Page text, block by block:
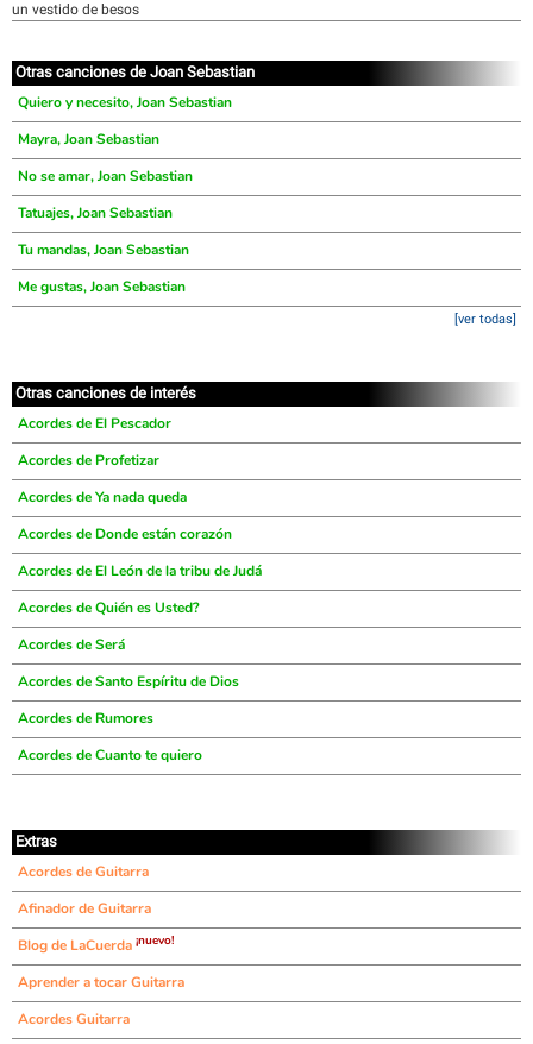
un vestido de besos
Otras canciones de Joan Sebastian
Quiero y necesito, Joan Sebastian
Mayra, Joan Sebastian
No se amar, Joan Sebastian
Tatuajes, Joan Sebastian
Tu mandas, Joan Sebastian
Me gustas, Joan Sebastian
[ver todas]
Otras canciones de interés
Acordes de El Pescador
Acordes de Profetizar
Acordes de Ya nada queda
Acordes de Donde están corazón
Acordes de El León de la tribu de Judá
Acordes de Quién es Usted?
Acordes de Será
Acordes de Santo Espíritu de Dios
Acordes de Rumores
Acordes de Cuanto te quiero
Extras
Acordes de Guitarra
Afinador de Guitarra
Blog de LaCuerda ¡nuevo!
Aprender a tocar Guitarra
Acordes Guitarra